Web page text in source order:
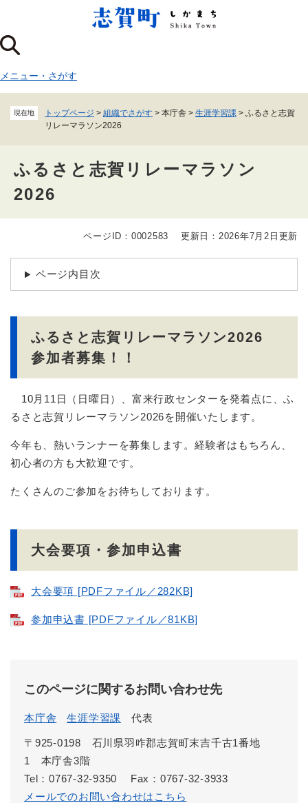
ジ
の
頭
で
メニューを飛ばして本文へ
メニュー ・ さがす
現在地 トップページ > 組織でさがす > 本庁舎 > 生涯学習課 > ふるさと志賀
リレーマラソン2026
ふるさと志賀リレーマラソン
2026
文
ページID：0002583 更新日：2026年7月2日更新
ページ内目次
ふるさと志賀リレーマラソン2026
参加者募集！！
10月11日（日曜日）、富来行政センターを発着点に、ふ
るさと志賀リレーマラソン2026を開催いたします。
今年も、熱いランナーを募集します。経験者はもちろん、
初心者の方も大歓迎です。
たくさんのご参加をお待ちしております。
大会要項・参加申込書
大会要項 [PDFファイル／282KB]
参加申込書 [PDFファイル／81KB]
このページに関するお問い合わせ先
本庁舎 生涯学習課 代表
〒925-0198 石川県羽咋郡志賀町末吉千古1番地
1 本庁舎3階
Tel：0767-32-9350
Fax：0767-32-3933
メールでのお問い合わせはこちら